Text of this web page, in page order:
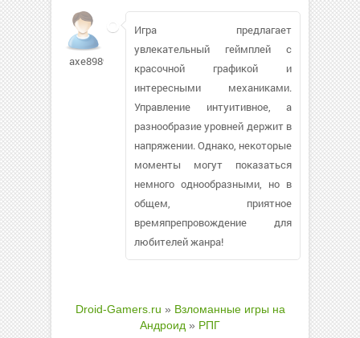
axe8989
Игра предлагает
увлекательный геймплей с
красочной графикой и
интересными механиками.
Управление интуитивное, а
разнообразие уровней держит в
напряжении. Однако, некоторые
моменты могут показаться
немного однообразными, но в
общем, приятное
времяпрепровождение для
любителей жанра!
Droid-Gamers.ru » Взломанные игры на
Андроид » РПГ